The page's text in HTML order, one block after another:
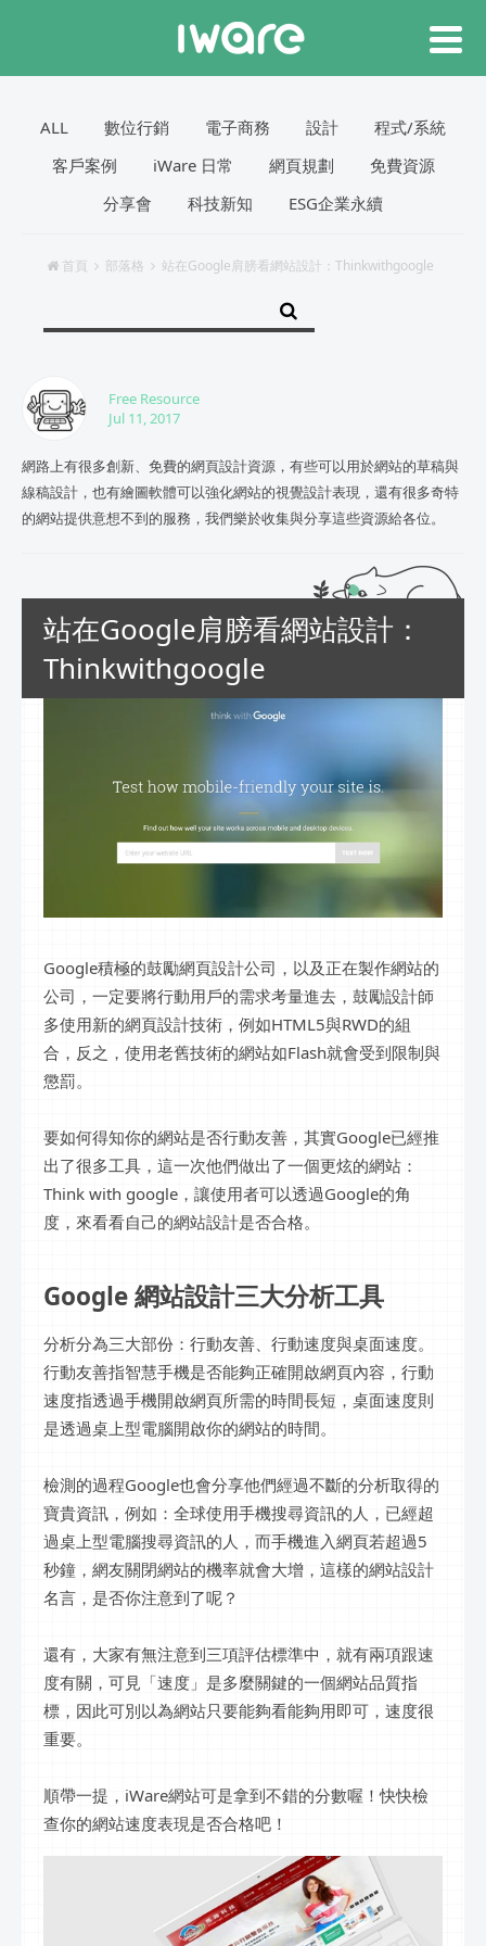
ALL 數位行銷 電子商務 設計
程式/系統
客戶案例
iWare 日常 網頁規劃
免費資源
分享會
科技新知 ESG企業永續
首頁 部落格 站在Google肩膀看網站設計：Thinkwithgoogle
Free Resource
Jul 11, 2017
網路上有很多創新、免費的網頁設計資源，有些可以用於網站的草稿與
線稿設計，也有繪圖軟體可以強化網站的視覺設計表現，還有很多奇特
的網站提供意想不到的服務，我們樂於收集與分享這些資源給各位。
站在Google肩膀看網站設計：
Thinkwithgoogle
Google積極的鼓勵網頁設計公司，以及正在製作網站的
公司，一定要將行動用戶的需求考量進去，鼓勵設計師
多使用新的網頁設計技術，例如HTML5與RWD的組
合，反之，使用老舊技術的網站如Flash就會受到限制與
懲罰。
要如何得知你的網站是否行動友善，其實Google已經推
出了很多工具，這一次他們做出了一個更炫的網站：
Think with google，讓使用者可以透過Google的角
度，來看看自己的網站設計是否合格。
Google 網站設計三大分析工具
分析分為三大部份：行動友善、行動速度與桌面速度。
行動友善指智慧手機是否能夠正確開啟網頁內容，行動
速度指透過手機開啟網頁所需的時間長短，桌面速度則
是透過桌上型電腦開啟你的網站的時間。
檢測的過程Google也會分享他們經過不斷的分析取得的
寶貴資訊，例如：全球使用手機搜尋資訊的人，已經超
過桌上型電腦搜尋資訊的人，而手機進入網頁若超過5
秒鐘，網友關閉網站的機率就會大增，這樣的網站設計
名言，是否你注意到了呢？
還有，大家有無注意到三項評估標準中，就有兩項跟速
度有關，可見「速度」是多麼關鍵的一個網站品質指
標，因此可別以為網站只要能夠看能夠用即可，速度很
重要。
順帶一提，iWare網站可是拿到不錯的分數喔！快快檢
查你的網站速度表現是否合格吧！